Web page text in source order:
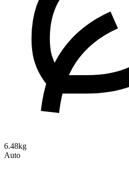
6.48kg
Auto